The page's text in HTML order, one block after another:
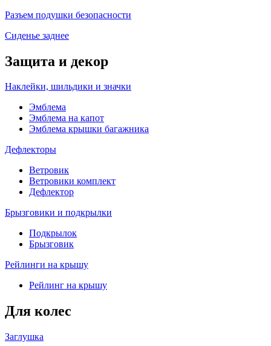
Разъем подушки безопасности
Сиденье заднее
Защита и декор
Наклейки, шильдики и значки
Эмблема
Эмблема на капот
Эмблема крышки багажника
Дефлекторы
Ветровик
Ветровики комплект
Дефлектор
Брызговики и подкрылки
Подкрылок
Брызговик
Рейлинги на крышу
Рейлинг на крышу
Для колес
Заглушка